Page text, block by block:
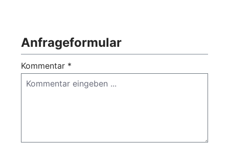
Anfrageformular
Kommentar *